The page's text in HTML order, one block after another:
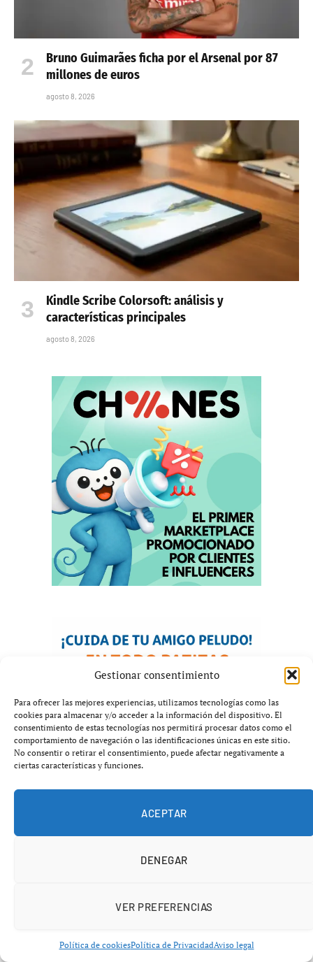
Gestionar consentimiento
Para ofrecer las mejores experiencias, utilizamos tecnologías como las
cookies para almacenar y/o acceder a la información del dispositivo. El
consentimiento de estas tecnologías nos permitirá procesar datos como el
comportamiento de navegación o las identificaciones únicas en este sitio.
No consentir o retirar el consentimiento, puede afectar negativamente a
ciertas características y funciones.
ACEPTAR
DENEGAR
VER PREFERENCIAS
Política de cookiesPolítica de PrivacidadAviso legal
Bruno Guimarães ficha por el Arsenal por 87
millones de euros
agosto 8, 2026
Kindle Scribe Colorsoft: análisis y
características principales
agosto 8, 2026
Bruselas P2 2026: horarios y TV